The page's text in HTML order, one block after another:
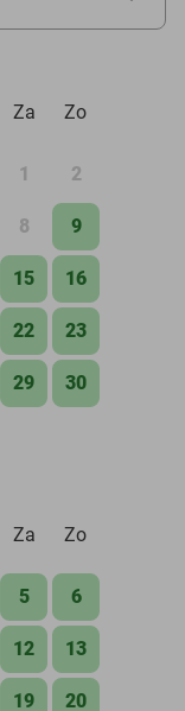
Za Zo
1 2
8 9
15 16
22 23
29 30
Za Zo
5 6
12 13
19 20